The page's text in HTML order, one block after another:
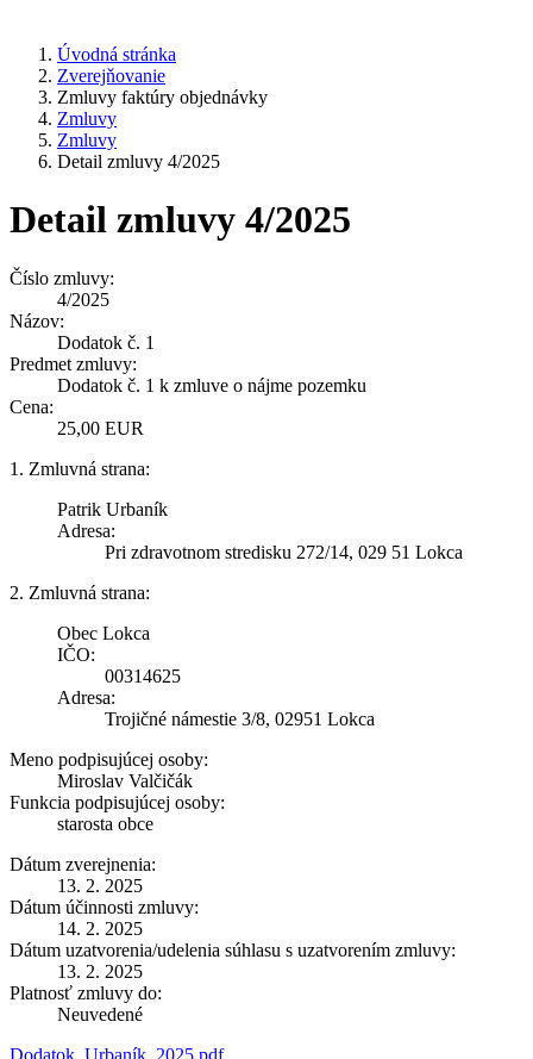
Úvodná stránka
Zverejňovanie
Zmluvy faktúry objednávky
Zmluvy
Zmluvy
Detail zmluvy 4/2025
Detail zmluvy 4/2025
Číslo zmluvy:
4/2025
Názov:
Dodatok č. 1
Predmet zmluvy:
Dodatok č. 1 k zmluve o nájme pozemku
Cena:
25,00 EUR
1. Zmluvná strana:
Patrik Urbaník
Adresa:
Pri zdravotnom stredisku 272/14, 029 51 Lokca
2. Zmluvná strana:
Obec Lokca
IČO:
00314625
Adresa:
Trojičné námestie 3/8, 02951 Lokca
Meno podpisujúcej osoby:
Miroslav Valčičák
Funkcia podpisujúcej osoby:
starosta obce
Dátum zverejnenia:
13. 2. 2025
Dátum účinnosti zmluvy:
14. 2. 2025
Dátum uzatvorenia/udelenia súhlasu s uzatvorením zmluvy:
13. 2. 2025
Platnosť zmluvy do:
Neuvedené
Dodatok_Urbaník_2025.pdf